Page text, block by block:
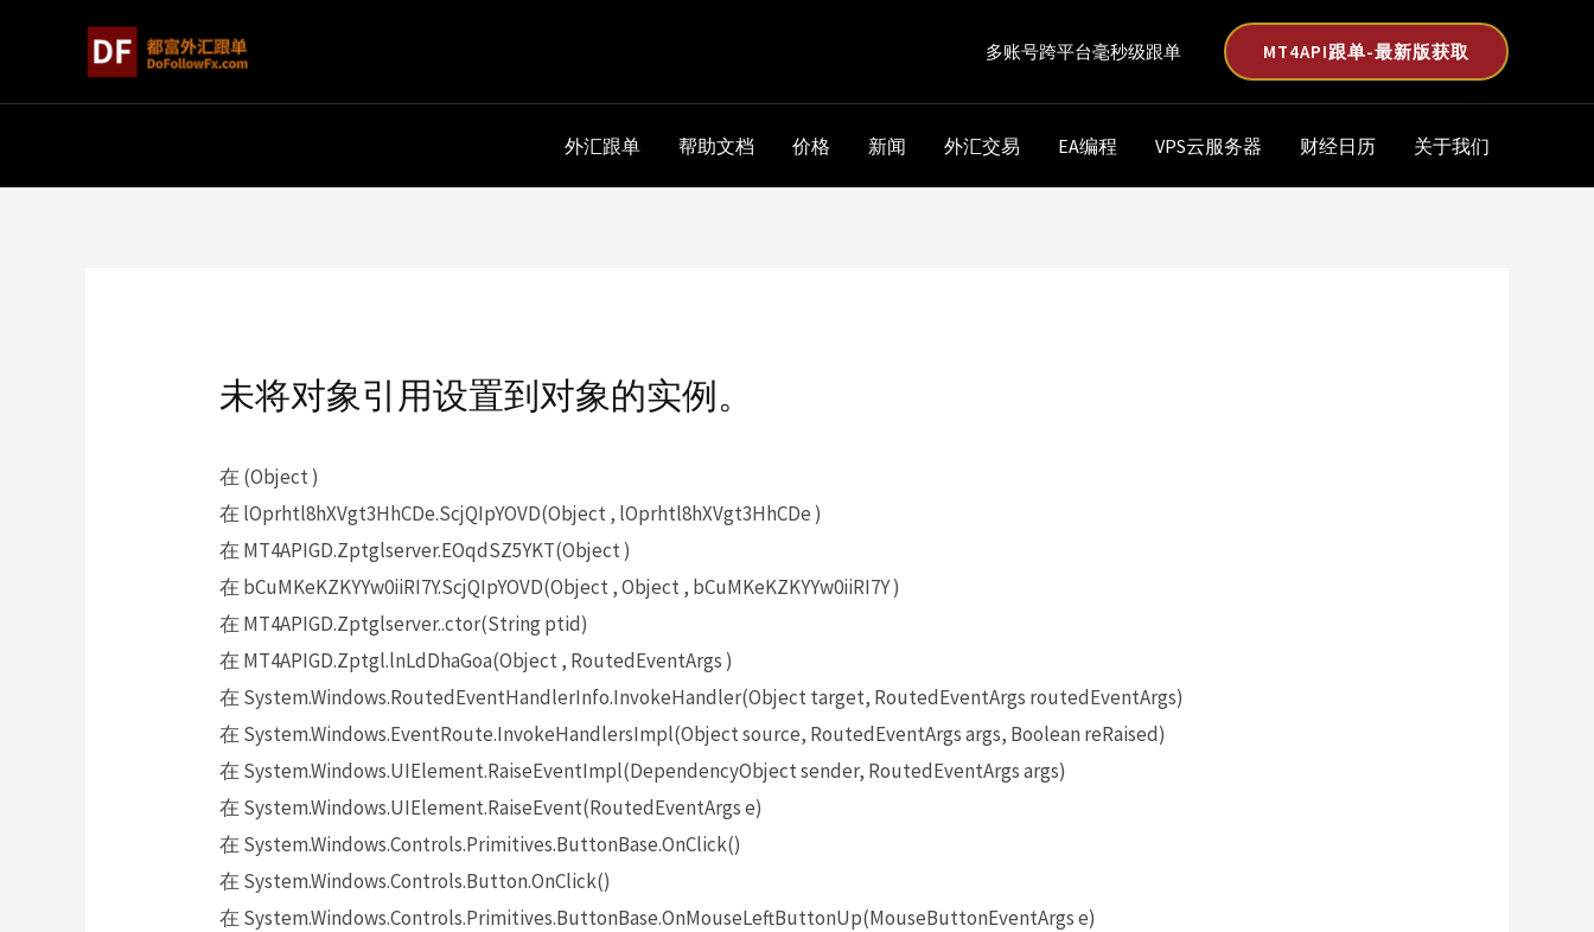
多账号跨平台毫秒级跟单 MT4API跟单-最新版获取
外汇跟单 帮助文档 价格 新闻 外汇交易 EA编程 VPS云服务器 财经日历 关于我们
未将对象引用设置到对象的实例。
在 (Object )
在 lOprhtl8hXVgt3HhCDe.ScjQIpYOVD(Object , lOprhtl8hXVgt3HhCDe )
在 MT4APIGD.Zptglserver.EOqdSZ5YKT(Object )
在 bCuMKeKZKYYw0iiRI7Y.ScjQIpYOVD(Object , Object , bCuMKeKZKYYw0iiRI7Y )
在 MT4APIGD.Zptglserver..ctor(String ptid)
在 MT4APIGD.Zptgl.lnLdDhaGoa(Object , RoutedEventArgs )
在 System.Windows.RoutedEventHandlerInfo.InvokeHandler(Object target, RoutedEventArgs routedEventArgs)
在 System.Windows.EventRoute.InvokeHandlersImpl(Object source, RoutedEventArgs args, Boolean reRaised)
在 System.Windows.UIElement.RaiseEventImpl(DependencyObject sender, RoutedEventArgs args)
在 System.Windows.UIElement.RaiseEvent(RoutedEventArgs e)
在 System.Windows.Controls.Primitives.ButtonBase.OnClick()
在 System.Windows.Controls.Button.OnClick()
在 System.Windows.Controls.Primitives.ButtonBase.OnMouseLeftButtonUp(MouseButtonEventArgs e)